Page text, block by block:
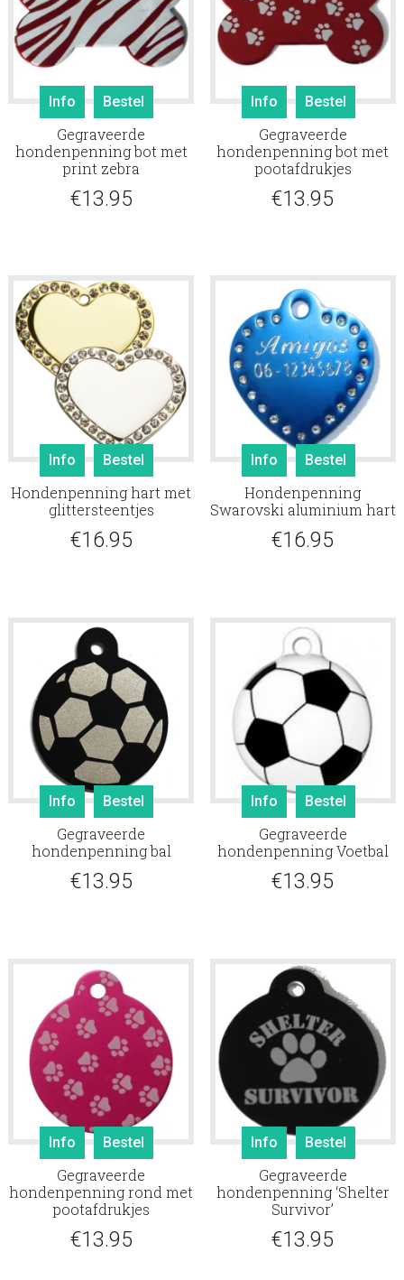
Info Bestel
Gegraveerde
hondenpenning bot met
print zebra
€13.95
Info Bestel
Gegraveerde
hondenpenning bot met
pootafdrukjes
€13.95
Info Bestel
Hondenpenning hart met
glittersteentjes
€16.95
Info Bestel
Hondenpenning
Swarovski aluminium hart
€16.95
Info Bestel
Gegraveerde
hondenpenning bal
€13.95
Info Bestel
Gegraveerde
hondenpenning Voetbal
€13.95
Info Bestel
Gegraveerde
hondenpenning rond met
pootafdrukjes
€13.95
Info Bestel
Gegraveerde
hondenpenning ‘Shelter
Survivor’
€13.95